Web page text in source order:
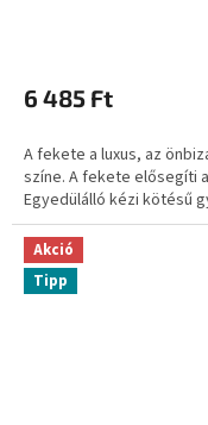
6 485 Ft
A fekete a luxus, az
színe. A fekete elősegíti
Egyedülálló kézi kötésű
Akció
Tipp